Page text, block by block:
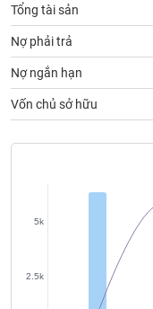
Tổng tài sản
Nợ phải trả
Nợ ngắn hạn
Vốn chủ sở hữu
2.5k
5k
chính
Công
cụ
tài